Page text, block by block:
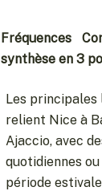
Fréquences
synthèse en 3
Les principales
relient Nice à
Ajaccio, avec
quotidiennes
période estivale